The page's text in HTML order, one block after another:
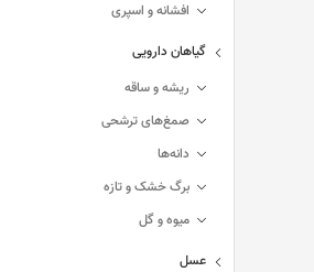
افشانه و اسپری
گیاهان دارویی
ریشه و ساقه
صمغ‌های ترشحی
دانه‌ها
برگ خشک و تازه
میوه و گل
عسل